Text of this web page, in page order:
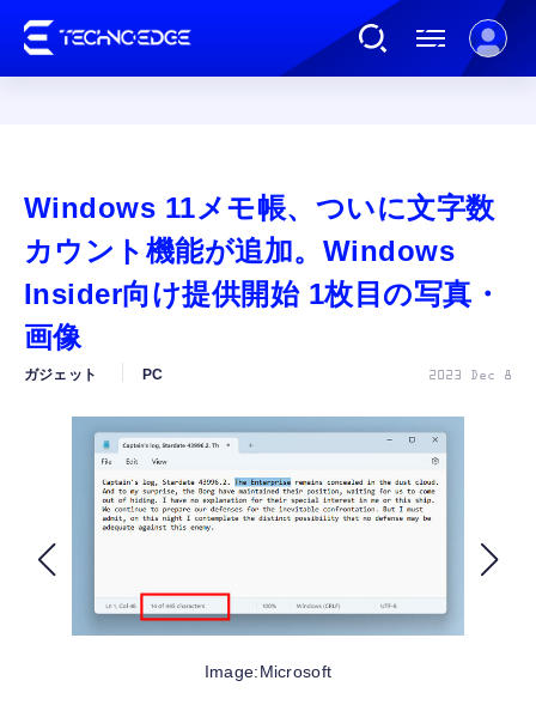
AI
ガジェット
カルチャー
公式ストア
FOLLOW US
Windows 11メモ帳、ついに文字数
カウント機能が追加。Windows
Insider向け提供開始 1枚目の写真・
画像
ガジェット PC 2023 Dec 8
Image:Microsoft